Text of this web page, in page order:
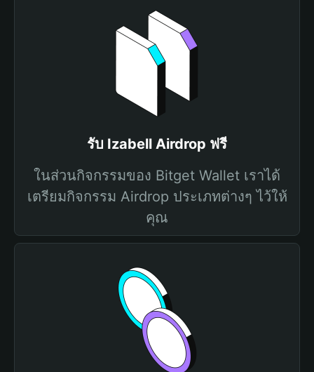
รับ Izabell Airdrop ฟรี
ในส่วนกิจกรรมของ Bitget Wallet เราได้
เตรียมกิจกรรม Airdrop ประเภทต่างๆ ไว้ให้
คุณ